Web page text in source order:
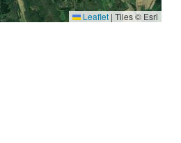
Leaflet | Tiles © Esri